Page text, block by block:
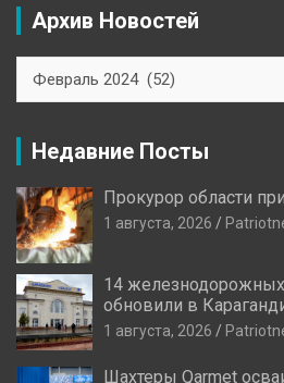
Архив Новостей
Новостей
Недавние Посты
Прокурор области
1 августа, 2026
14
обновили в
1 августа, 2026
Шахтеры Qarmet